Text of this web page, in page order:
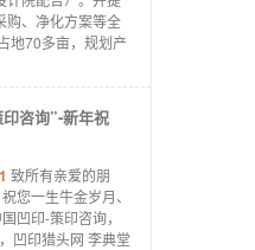
购、净化方案等全
70多亩，规划产
咨询”-新年祝
致所有亲爱的朋
您一生牛金岁月、
凹印-策印咨询，
凹印猎头网 李典堂